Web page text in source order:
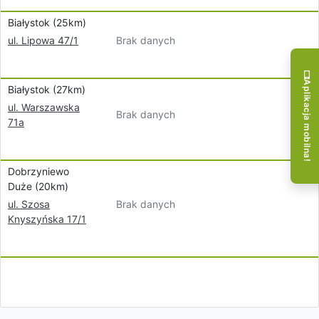
Białystok (25km)
ul. Lipowa 47/1
Brak danych
Białystok (27km)
ul. Warszawska
71a
Brak danych
Dobrzyniewo
Duże (20km)
ul. Szosa
Knyszyńska 17/1
Brak danych
Aplikacja mobilna!